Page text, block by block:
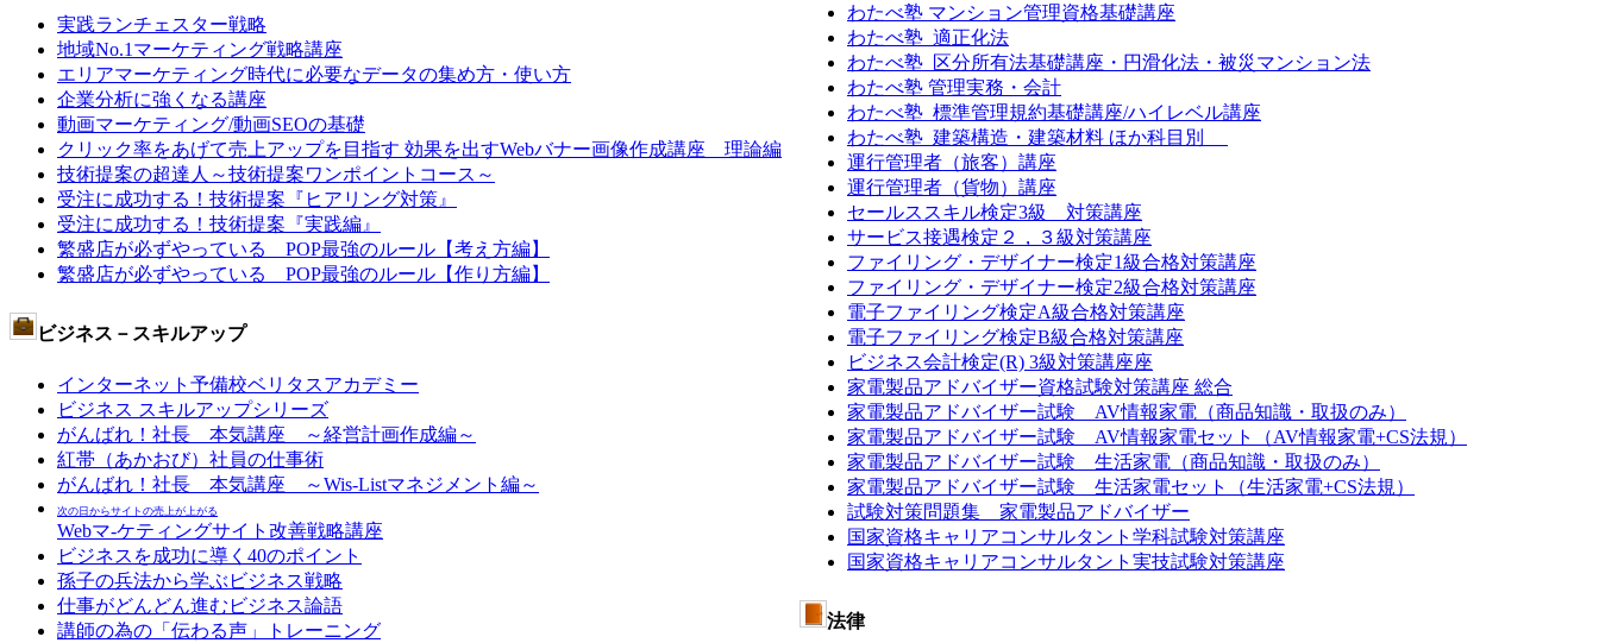
実践ランチェスター戦略
地域No.1マーケティング戦略講座
エリアマーケティング時代に必要なデータの集め方・使い方
企業分析に強くなる講座
動画マーケティング/動画SEOの基礎
クリック率をあげて売上アップを目指す 効果を出すWebバナー画像作成講座 理論編
技術提案の超達人～技術提案ワンポイントコース～
受注に成功する！技術提案『ヒアリング対策』
受注に成功する！技術提案『実践編』
繁盛店が必ずやっている POP最強のルール【考え方編】
繁盛店が必ずやっている POP最強のルール【作り方編】
ビジネス－スキルアップ
インターネット予備校ベリタスアカデミー
ビジネス スキルアップシリーズ
がんばれ！社長 本気講座 ～経営計画作成編～
紅帯（あかおび）社員の仕事術
がんばれ！社長 本気講座 ～Wis-Listマネジメント編～
次の日からサイトの売上が上がる
Webマ-ケティングサイト改善戦略講座
ビジネスを成功に導く40のポイント
孫子の兵法から学ぶビジネス戦略
仕事がどんどん進むビジネス論語
講師の為の「伝わる声」トレーニング
わたべ塾 マンション管理資格基礎講座
わたべ塾 適正化法
わたべ塾 区分所有法基礎講座・円滑化法・被災マンション法
わたべ塾 管理実務・会計
わたべ塾 標準管理規約基礎講座/ハイレベル講座
わたべ塾 建築構造・建築材料 ほか科目別
運行管理者（旅客）講座
運行管理者（貨物）講座
セールススキル検定3級 対策講座
サービス接遇検定２，３級対策講座
ファイリング・デザイナー検定1級合格対策講座
ファイリング・デザイナー検定2級合格対策講座
電子ファイリング検定A級合格対策講座
電子ファイリング検定B級合格対策講座
ビジネス会計検定(R) 3級対策講座座
家電製品アドバイザー資格試験対策講座 総合
家電製品アドバイザー試験 AV情報家電（商品知識・取扱のみ）
家電製品アドバイザー試験 AV情報家電セット（AV情報家電+CS法規）
家電製品アドバイザー試験 生活家電（商品知識・取扱のみ）
家電製品アドバイザー試験 生活家電セット（生活家電+CS法規）
試験対策問題集 家電製品アドバイザー
国家資格キャリアコンサルタント学科試験対策講座
国家資格キャリアコンサルタント実技試験対策講座
法律